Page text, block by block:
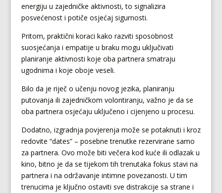
energiju u zajedničke aktivnosti, to signalizira
posvećenost i potiče osjećaj sigurnosti.
Pritom, praktični koraci kako razviti sposobnost
suosjećanja i empatije u braku mogu uključivati
planiranje aktivnosti koje oba partnera smatraju
ugodnima i koje oboje veseli.
Bilo da je riječ o učenju novog jezika, planiranju
putovanja ili zajedničkom volontiranju, važno je da se
oba partnera osjećaju uključeno i cijenjeno u procesu.
Dodatno, izgradnja povjerenja može se potaknuti i kroz
redovite “dates” – posebne trenutke rezervirane samo
za partnera. Ovo može biti večera kod kuće ili odlazak u
kino, bitno je da se tijekom tih trenutaka fokus stavi na
partnera i na održavanje intimne povezanosti. U tim
trenucima je ključno ostaviti sve distrakcije sa strane i